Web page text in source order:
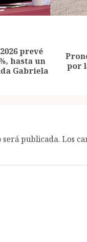
Previous
prevé
hasta un
Gabriela
Nextpor
publicada. Los